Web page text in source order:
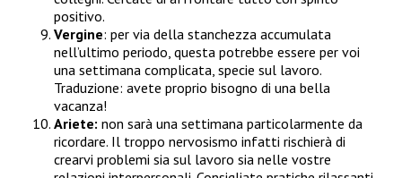
positivo.
Vergine: per via della stanchezza accumulata
nell’ultimo periodo, questa potrebbe essere per voi
una settimana complicata, specie sul lavoro.
Traduzione: avete proprio bisogno di una bella
vacanza!
Ariete: non sarà una settimana particolarmente da
ricordare. Il troppo nervosismo infatti rischierà di
crearvi problemi sia sul lavoro sia nelle vostre